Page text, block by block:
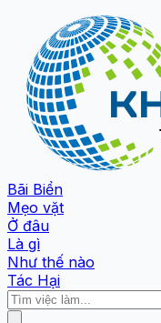
Bãi Biển
Mẹo vặt
Ở đâu
Là gì
Như thế nào
Tác Hại